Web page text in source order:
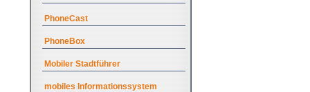
PhoneCast
PhoneBox
Mobiler Stadtführer
mobiles Informationssystem